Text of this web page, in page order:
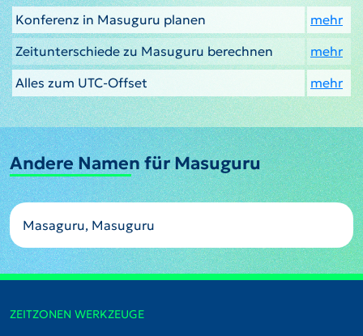
Konferenz in Masuguru planen
mehr
Zeitunterschiede zu Masuguru berechnen
mehr
Alles zum UTC-Offset
mehr
Andere Namen für Masuguru
Masaguru, Masuguru
ZEITZONEN WERKZEUGE